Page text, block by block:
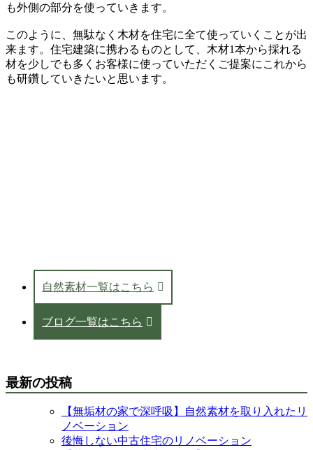
も外側の部分を使っていきます。
このように、無駄なく木材を住宅に全て使っていくことが出
来ます。住宅建築に携わるものとして、木材1本から採れる
材を少しでも多くお客様に使っていただくご提案にこれから
も研鑽していきたいと思います。
自然素材一覧はこちら
ブログ一覧はこちら
最新の投稿
【無垢材の家で深呼吸】自然素材を取り入れたリ
ノベーション
後悔しない中古住宅のリノベーション